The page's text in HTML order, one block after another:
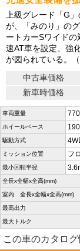
上級グレード「G」
が、「みのり」の
ートカーSワイド
速AT車を設定、強
が図られている。（
中古車価格
新車時価格
車両重量
ホイールベース
駆動方式
ミッション位置 フ
最小回転半径
全長x全幅x全高(mm)
室内 全長x全幅x全高(mm)
最高出力
最大トルク
この車のカタロ